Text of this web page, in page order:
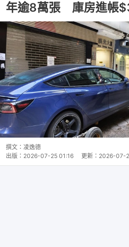
年逾8萬張 庫房進帳
撰文： 凌逸德
出版： 2026-07-25 01:16 更新： 2026-07-